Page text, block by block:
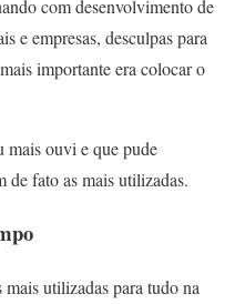
com desenvolvimento de
e empresas, desculpas para
importante era colocar o
mais ouvi e que pude
de fato as mais utilizadas.
utilizadas para tudo na